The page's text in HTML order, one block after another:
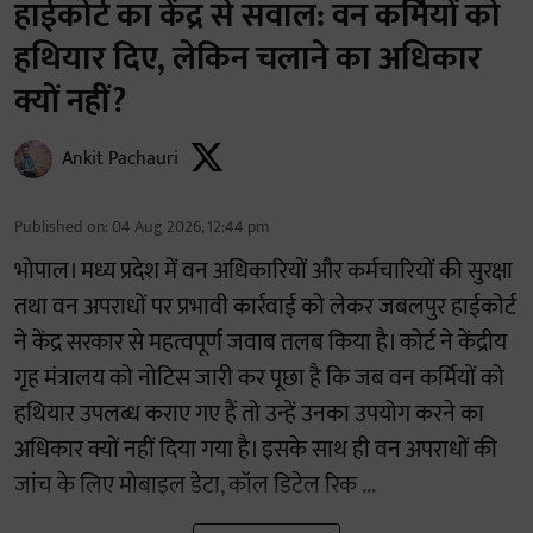
हाईकोर्ट का केंद्र से सवाल: वन कर्मियों को
हथियार दिए, लेकिन चलाने का अधिकार
क्यों नहीं?
Ankit Pachauri
Published on: 04 Aug 2026, 12:44 pm
भोपाल। मध्य प्रदेश में वन अधिकारियों और कर्मचारियों की सुरक्षा
तथा वन अपराधों पर प्रभावी कार्रवाई को लेकर जबलपुर हाईकोर्ट
ने केंद्र सरकार से महत्वपूर्ण जवाब तलब किया है। कोर्ट ने केंद्रीय
गृह मंत्रालय को नोटिस जारी कर पूछा है कि जब वन कर्मियों को
हथियार उपलब्ध कराए गए हैं तो उन्हें उनका उपयोग करने का
अधिकार क्यों नहीं दिया गया है। इसके साथ ही वन अपराधों की
जांच के लिए मोबाइल डेटा, कॉल डिटेल रिक ...